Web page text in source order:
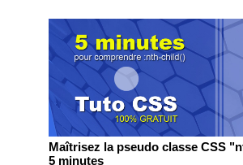
Maîtrisez la pseudo classe CSS
5 minutes